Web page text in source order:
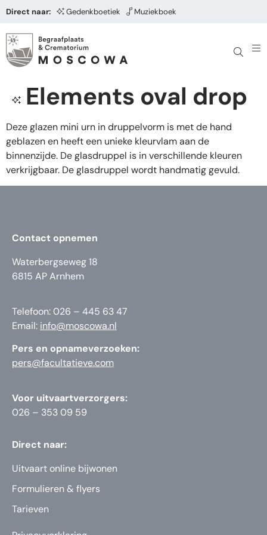
Direct naar: Gedenkboetiek Muziekboek
Elements oval drop
Deze glazen mini urn in druppelvorm is met de hand
geblazen en heeft een unieke kleurvlam aan de
binnenzijde. De glasdruppel is in verschillende kleuren
verkrijgbaar. De glasdruppel wordt handmatig gevuld.
Contact opnemen
Waterbergseweg 18
6815 AP Arnhem
Telefoon: 026 – 445 63 47
Email: info@moscowa.nl
Pers en opnameverzoeken:
pers@facultatieve.com
Voor uitvaartverzorgers:
026 – 353 09 59
Direct naar:
Uitvaart online bijwonen
Formulieren & flyers
Tarieven